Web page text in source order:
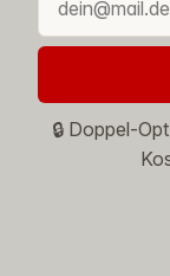
🔒 Doppel-